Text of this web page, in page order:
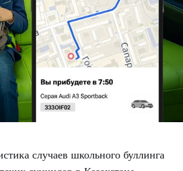
случаев школьного буллинга